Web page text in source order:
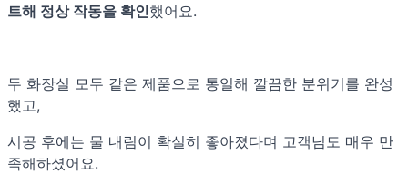
트해 정상 작동을 확인했어요.
두 화장실 모두 같은 제품으로 통일해 깔끔한 분위기를 완성
했고,
시공 후에는 물 내림이 확실히 좋아졌다며 고객님도 매우 만
족해하셨어요.